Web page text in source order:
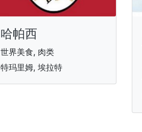
哈帕西
世界美食, 肉类
特玛里姆, 埃拉特